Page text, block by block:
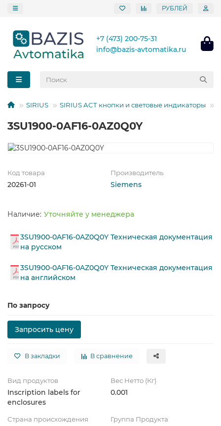
РУБЛЕЙ
+7 (473) 200-75-31
info@bazis-avtomatika.ru
SIRIUS SIRIUS ACT кнопки и световые индикаторы
3SU1900-0AF16-0AZ0Q0Y
Код товара
20261-01
Производитель
Siemens
Уточняйте у менеджера
3SU1900-0AF16-0AZ0Q0Y Техническая документация
на русском
3SU1900-0AF16-0AZ0Q0Y Техническая документация
на английском
По запросу
Запросить цену
В закладки В сравнение
Вид продуктов
Inscription labels for
enclosures
Вес Нетто (Кг)
0.001
Страна происхождения Группа Продукта